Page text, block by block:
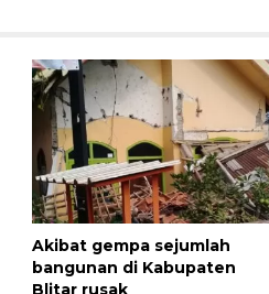
Akibat gempa sejumlah
bangunan di Kabupaten
Blitar rusak